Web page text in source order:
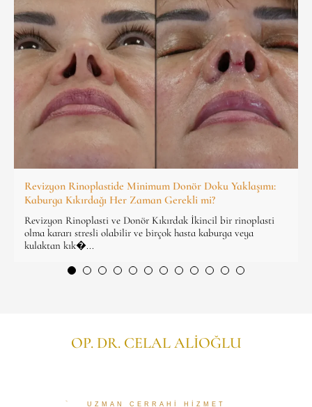
Revizyon Rinoplastide Minimum Donör Doku Yaklaşımı:
Kaburga Kıkırdağı Her Zaman Gerekli mi?
Revizyon Rinoplasti ve Donör Kıkırdak İkincil bir rinoplasti
olma kararı stresli olabilir ve birçok hasta kaburga veya
kulaktan kık�...
OP. DR. CELAL ALİOĞLU
UZMAN CERRAHİ HİZMET